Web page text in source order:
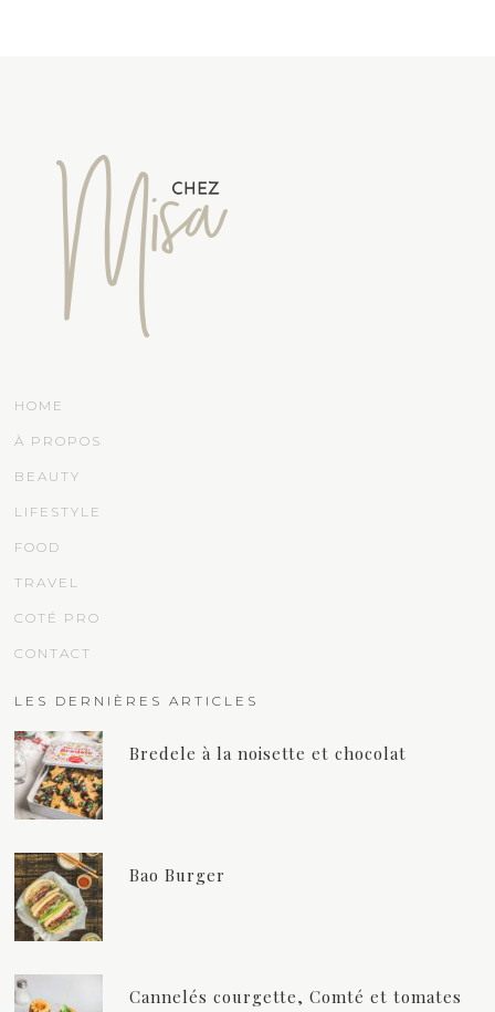
HOME
À PROPOS
BEAUTY
LIFESTYLE
FOOD
TRAVEL
COTÉ PRO
CONTACT
LES DERNIÈRES ARTICLES
Bredele à la noisette et chocolat
Bao Burger
Cannelés courgette, Comté et tomates